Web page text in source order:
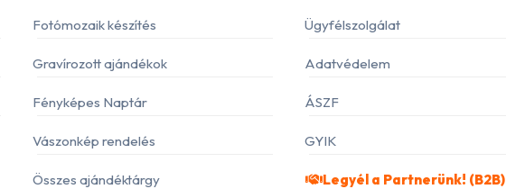
Fotómozaik készítés
Gravírozott ajándékok
Fényképes Naptár
Vászonkép rendelés
Összes ajándéktárgy
Ügyfélszolgálat
Adatvédelem
ÁSZF
GYIK
Legyél a Partnerünk! (B2B)